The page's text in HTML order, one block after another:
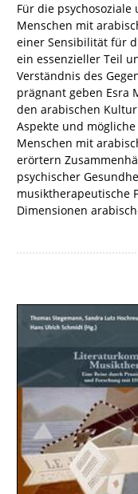
Für die
Menschen mit
einer Sensibilität für
ein essenzieller Teil
Verständnis des
prägnant geben Esra
den arabischen
Aspekte und
Menschen mit
erörtern
psychischer
musiktherapeutische
Dimensionen